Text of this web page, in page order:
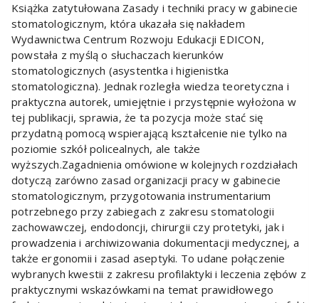
Książka zatytułowana Zasady i techniki pracy w gabinecie
stomatologicznym, która ukazała się nakładem
Wydawnictwa Centrum Rozwoju Edukacji EDICON,
powstała z myślą o słuchaczach kierunków
stomatologicznych (asystentka i higienistka
stomatologiczna). Jednak rozległa wiedza teoretyczna i
praktyczna autorek, umiejętnie i przystępnie wyłożona w
tej publikacji, sprawia, że ta pozycja może stać się
przydatną pomocą wspierającą kształcenie nie tylko na
poziomie szkół policealnych, ale także
wyższych.Zagadnienia omówione w kolejnych rozdziałach
dotyczą zarówno zasad organizacji pracy w gabinecie
stomatologicznym, przygotowania instrumentarium
potrzebnego przy zabiegach z zakresu stomatologii
zachowawczej, endodoncji, chirurgii czy protetyki, jak i
prowadzenia i archiwizowania dokumentacji medycznej, a
także ergonomii i zasad aseptyki. To udane połączenie
wybranych kwestii z zakresu profilaktyki i leczenia zębów z
praktycznymi wskazówkami na temat prawidłowego